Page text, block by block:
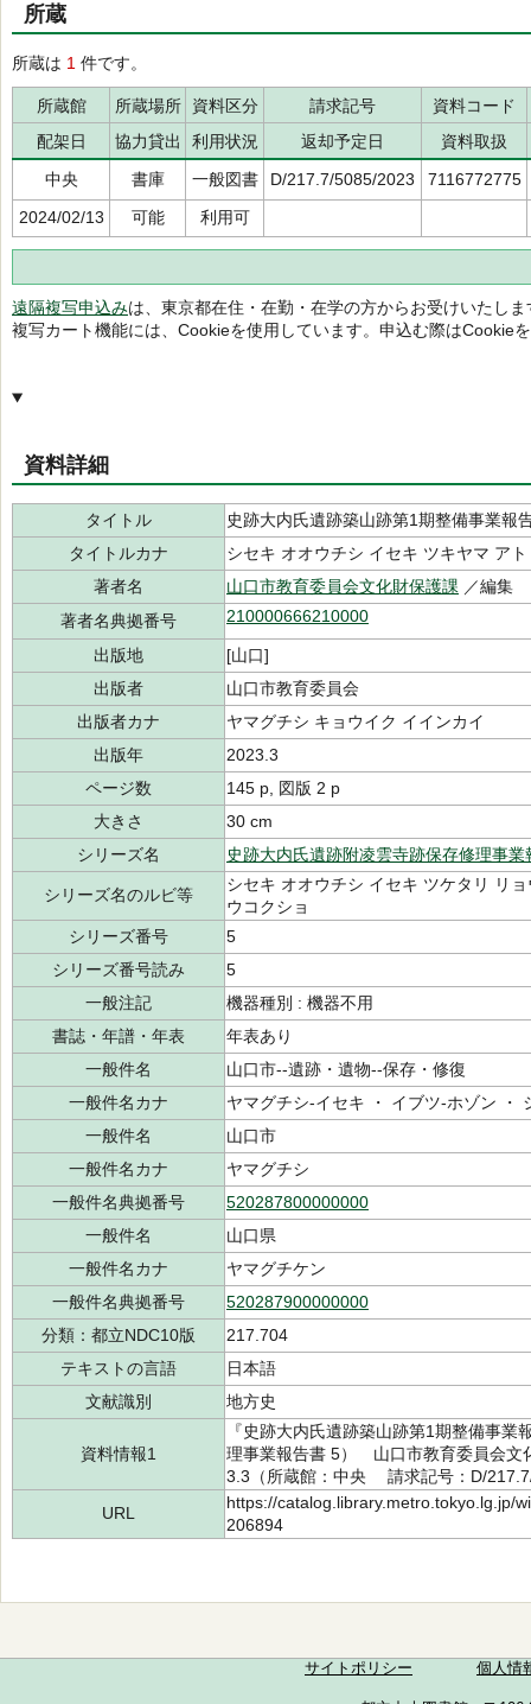
所蔵
所蔵は 1 件です。
所蔵館 所蔵場所 資料区分 請求記号
資料コード
配架日
協力貸出 利用状況 返却予定日
資料取扱
中央
書庫 一般図書 D/217.7/5085/2023
7116772775
2024/02/13
可能 利用可
遠隔複写申込みは、東京都在住・在勤・在学の方からお受けいたしま
複写カート機能には、Cookieを使用しています。申込む際はCookie
資料詳細
タイトル
史跡大内氏遺跡築山跡第1期整備事業報
タイトルカナ
シセキ オオウチシ イセキ ツキヤマ ア
著者名
山口市教育委員会文化財保護課 ／編集
著者名典拠番号
210000666210000
出版地
[山口]
出版者
山口市教育委員会
出版者カナ
ヤマグチシ キョウイク イインカイ
出版年
2023.3
ページ数
145 p, 図版 2 p
大きさ
30 cm
シリーズ名
史跡大内氏遺跡附凌雲寺跡保存修理事業
シリーズ名のルビ等
シセキ オオウチシ イセキ ツケタリ リ
ウコクショ
シリーズ番号
5
シリーズ番号読み
5
一般注記
機器種別 : 機器不用
書誌・年譜・年表
年表あり
一般件名
山口市--遺跡・遺物--保存・修復
一般件名カナ
ヤマグチシ-イセキ ・ イブツ-ホゾン ・
一般件名
山口市
一般件名カナ
ヤマグチシ
一般件名典拠番号
520287800000000
一般件名
山口県
一般件名カナ
ヤマグチケン
一般件名典拠番号
520287900000000
分類：都立NDC10版
217.704
テキストの言語
日本語
文献識別
地方史
資料情報1
『史跡大内氏遺跡築山跡第1期整備事
理事業報告書 5） 山口市教育委員会
3.3（所蔵館：中央 請求記号：D/
URL
https://catalog.library.metro.tokyo.lg.jp/
206894
サイトポリシー 個人情